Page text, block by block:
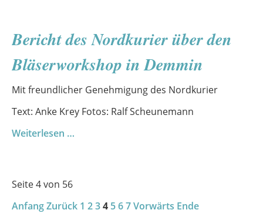
Regensburg
große
für
große
Bericht des Nordkurier über den
Bläserworkshop in Demmin
Mit freundlicher Genehmigung des Nordkurier
Text: Anke Krey Fotos: Ralf Scheunemann
Weiterlesen …
Bläserworkshop
Seite 4 von 56
AnfangZurück 1 234 567Vorwärts Ende